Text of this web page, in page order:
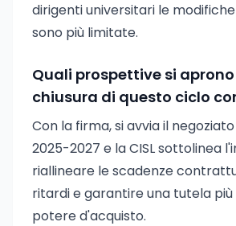
dirigenti universitari le
sono più limitate.
Quali prospettive si
chiusura di questo ciclo
Con la firma, si avvia il
2025-2027 e la CISL sottolinea
riallineare le scadenze
ritardi e garantire una tutela
potere d'acquisto.